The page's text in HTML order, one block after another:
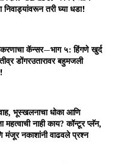
निवाड्यांवरून तरी घ्या धडा!
कॅन्सर—भाग ५: हिंगणे खुर्द
डोंगरउतारावर बहुमजली
भूस्खलनाचा धोका आणि
महत्वाची नाही काय? कॉन्टूर प्लॅन,
मंजूर नकाशांनी वाढवले प्रश्न